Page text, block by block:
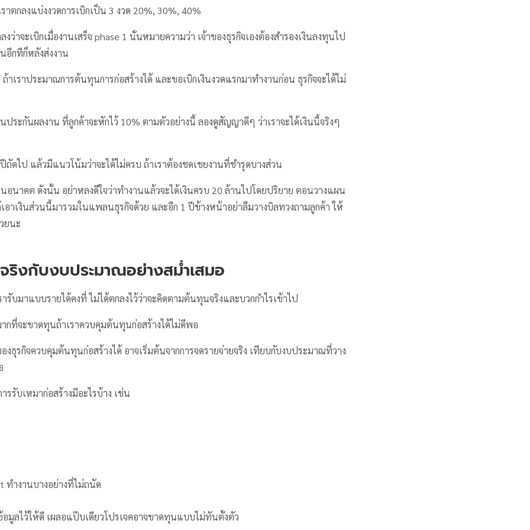
ตกลงแบ่งงวดการเบิกเป็น 3 งวด 20%, 30%, 40%
งว่าจะเบิกเมื่องานเสร็จ phase 1 นั่นหมายความว่า เจ้าของธุรกิจเองต้องสำรองเงินลงทุนไป
อีกทีก็หลังส่งงาน
ถ้าเราประมาณการต้นทุนการก่อสร้างได้ และขอเบิกเงินงวดแรกมาทำงานก่อน ธุรกิจจะได้ไม่
ประกันผลงาน ที่ลูกค้าจะหักไว้ 10% ตามตัวอย่างนี้ ลองดูสัญญาดีๆ ว่าเราจะได้เงินนี้จริงๆ
ถัดไป แล้วมีแนวโน้มว่าจะได้ไม่ครบ ถ้าเราต้องชดเชยงานที่ชำรุดบางส่วน
อนาคต ดังนั้น อย่าหลงดีใจว่าทำงานแล้วจะได้เงินครบ 20 ล้านไปโดยปริยาย ตอนวางแผน
เอาเงินส่วนนี้มารวมในแพลนธุรกิจด้วย และอีก 1 ปีข้างหน้าอย่าลืมวางบิลทวงถามลูกค้า ให้
ยนะ
ริงกับงบประมาณอย่างสม่ำเสมอ
รับมาแบบรายได้คงที่ ไม่ได้ตกลงไว้ว่าจะคิดตามต้นทุนจริงและบวกกำไรเข้าไป
กที่จะขาดทุนถ้าเราควบคุมต้นทุนก่อสร้างได้ไม่ดีพอ
ธุรกิจควบคุมต้นทุนก่อสร้างได้ อาจเริ่มต้นจากการจดรายจ่ายจริง เทียบกับงบประมาณที่วาง
รับเหมาก่อสร้างมีอะไรบ้าง เช่น
ทำงานบางอย่างที่ไม่ถนัด
มูลไว้ให้ดี เผลอแป๊บเดียวโปรเจคอาจขาดทุนแบบไม่ทันตั้งตัว